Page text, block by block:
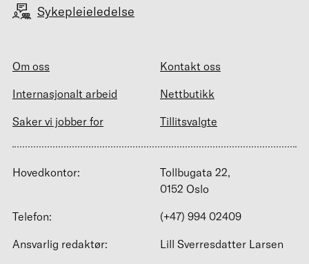
Sykepleieledelse
Om oss
Kontakt oss
Internasjonalt arbeid
Nettbutikk
Saker vi jobber for
Tillitsvalgte
Hovedkontor:
Tollbugata 22,
0152 Oslo
Telefon:
(+47) 994 02409
Ansvarlig redaktør:
Lill Sverresdatter Larsen